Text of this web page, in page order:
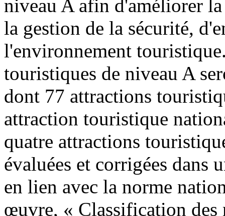
niveau A afin d'améliorer
la gestion de la sécurité,
l'environnement
touristiques de niveau A
dont 77 attractions
attraction touristique
quatre attractions
évaluées et corrigées dans
en lien avec la norme
œuvre, « Classification des